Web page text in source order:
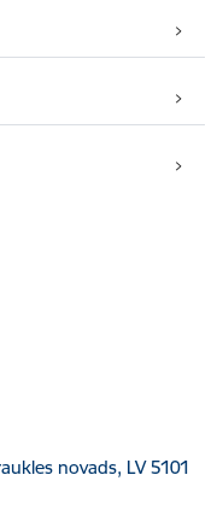
novads, LV 5101